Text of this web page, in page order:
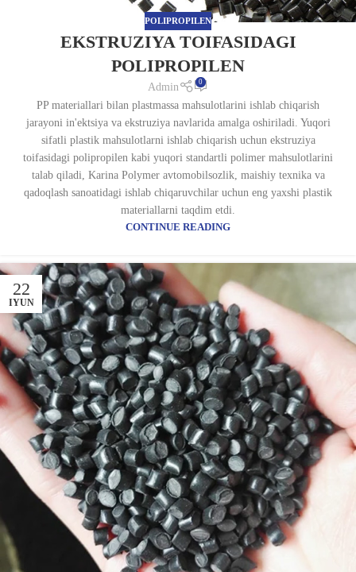
POLIPROPILEN
EKSTRUZIYA TOIFASIDAGI
POLIPROPILEN
Admin 0
PP materiallari bilan plastmassa mahsulotlarini ishlab chiqarish
jarayoni in'ektsiya va ekstruziya navlarida amalga oshiriladi. Yuqori
sifatli plastik mahsulotlarni ishlab chiqarish uchun ekstruziya
toifasidagi polipropilen kabi yuqori standartli polimer mahsulotlarini
talab qiladi, Karina Polymer avtomobilsozlik, maishiy texnika va
qadoqlash sanoatidagi ishlab chiqaruvchilar uchun eng yaxshi plastik
materiallarni taqdim etdi.
CONTINUE READING
22
IYUN